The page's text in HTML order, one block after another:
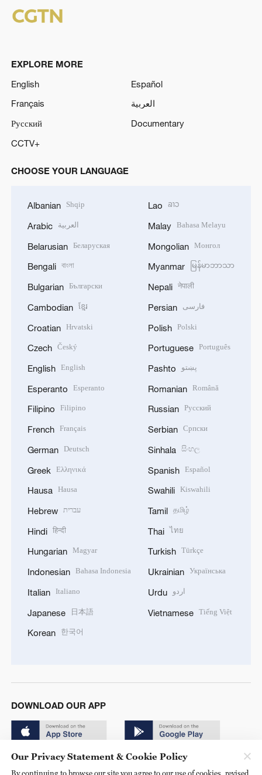
EXPLORE MORE
English
Español
Français
العربية
Русский
Documentary
CCTV+
CHOOSE YOUR LANGUAGE
Albanian Shqip
Arabic العربية
Belarusian Беларуская
Bengali বাংলা
Bulgarian Български
Cambodian ខ្មែរ
Croatian Hrvatski
Czech Český
English English
Esperanto Esperanto
Filipino Filipino
French Français
German Deutsch
Greek Ελληνικά
Hausa Hausa
Hebrew עברית
Hindi हिन्दी
Hungarian Magyar
Indonesian Bahasa Indonesia
Italian Italiano
Japanese 日本語
Korean 한국어
Lao ລາວ
Malay Bahasa Melayu
Mongolian Монгол
Myanmar မြန်မာဘာသာ
Nepali नेपाली
Persian فارسی
Polish Polski
Portuguese Português
Pashto پښتو
Romanian Română
Russian Русский
Serbian Српски
Sinhala සිංහල
Spanish Español
Swahili Kiswahili
Tamil தமிழ்
Thai ไทย
Turkish Türkçe
Ukrainian Українська
Urdu اردو
Vietnamese Tiếng Việt
DOWNLOAD OUR APP
Our Privacy Statement & Cookie Policy
By continuing to browse our site you agree to our use of cookies, revised